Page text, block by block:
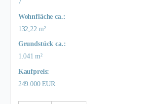
Wohnfläche ca.:
132,22 m²
Grund­stück ca.:
1.041 m²
Kaufpreis:
249.000 EUR